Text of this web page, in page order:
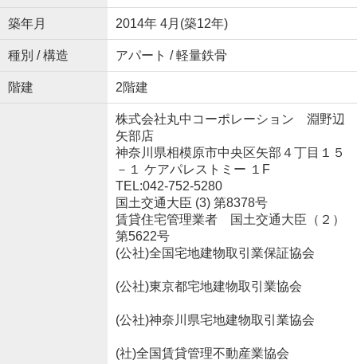
築年月 2014年 4月(築12年)
種別 / 構造 アパート / 軽量鉄骨
階建 2階建
株式会社丸中コーポレーション 淵野辺
矢部店
神奈川県相模原市中央区矢部４丁目１５
－１ ケアパレストミー １F
TEL:042-752-5280
国土交通大臣 (3) 第8378号
賃貸住宅管理業者 国土交通大臣（２）
第5622号
(公社)全国宅地建物取引業保証協会
(公社)東京都宅地建物取引業協会
(公社)神奈川県宅地建物取引業協会
(社)全国賃貸管理不動産業協会